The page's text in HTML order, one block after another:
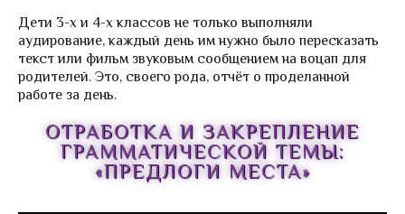
Отзывы родителей
Английский для малышей от 3-5 лет
Курсы театрального искусства
Студия театрального искусства Шекспир
Студия театрального искусства
Шекспиренок
Дети 3-х и 4-х классов не только выполняли
аудирование, каждый день им нужно было пересказать
текст или фильм звуковым сообщением на воцап для
родителей. Это, своего рода, отчёт о проделанной
работе за день.
ОТРАБОТКА И ЗАКРЕПЛЕНИЕ
ГРАММАТИЧЕСКОЙ ТЕМЫ:
«ПРЕДЛОГИ МЕСТА»